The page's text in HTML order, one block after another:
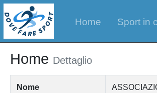
Home Sport in
Home Dettaglio
Nome